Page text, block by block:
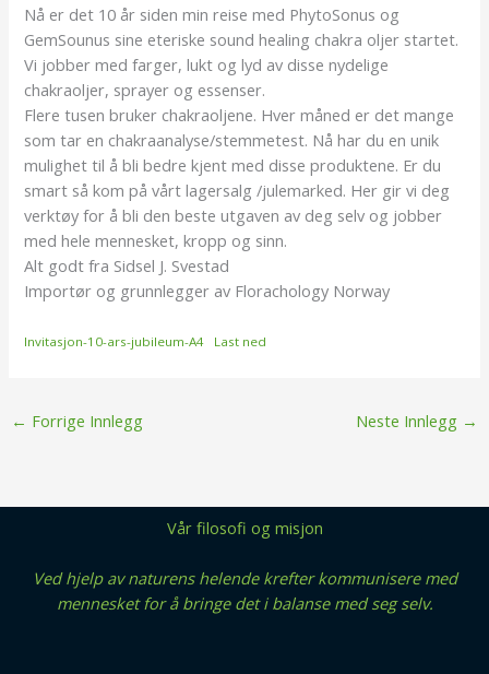
Nå er det 10 år siden min reise med PhytoSonus og
GemSounus sine eteriske sound healing chakra oljer startet.
Vi jobber med farger, lukt og lyd av disse nydelige
chakraoljer, sprayer og essenser.
Flere tusen bruker chakraoljene. Hver måned er det mange
som tar en chakraanalyse/stemmetest. Nå har du en unik
mulighet til å bli bedre kjent med disse produktene. Er du
smart så kom på vårt lagersalg /julemarked. Her gir vi deg
verktøy for å bli den beste utgaven av deg selv og jobber
med hele mennesket, kropp og sinn.
Alt godt fra Sidsel J. Svestad
Importør og grunnlegger av Florachology Norway
Invitasjon-10-ars-jubileum-A4 Last ned
← Forrige Innlegg Neste Innlegg →
Vår filosofi og misjon
Ved hjelp av naturens helende krefter kommunisere med
mennesket for å bringe det i balanse med seg selv.